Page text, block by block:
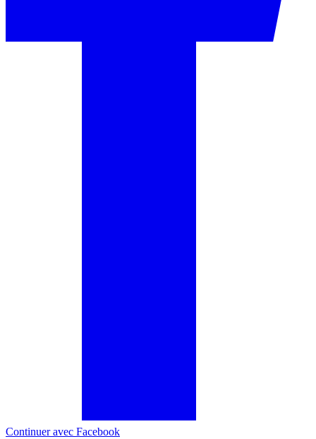
Continuer avec Facebook